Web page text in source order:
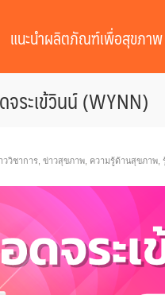
แนะนำผลิตภัณฑ์เพื่อสุขภาพ
ระเข้วินน์ (WYNN)
ววิชาการ ข่าวสุขภาพ ความรู้ด้านสุขภาพ